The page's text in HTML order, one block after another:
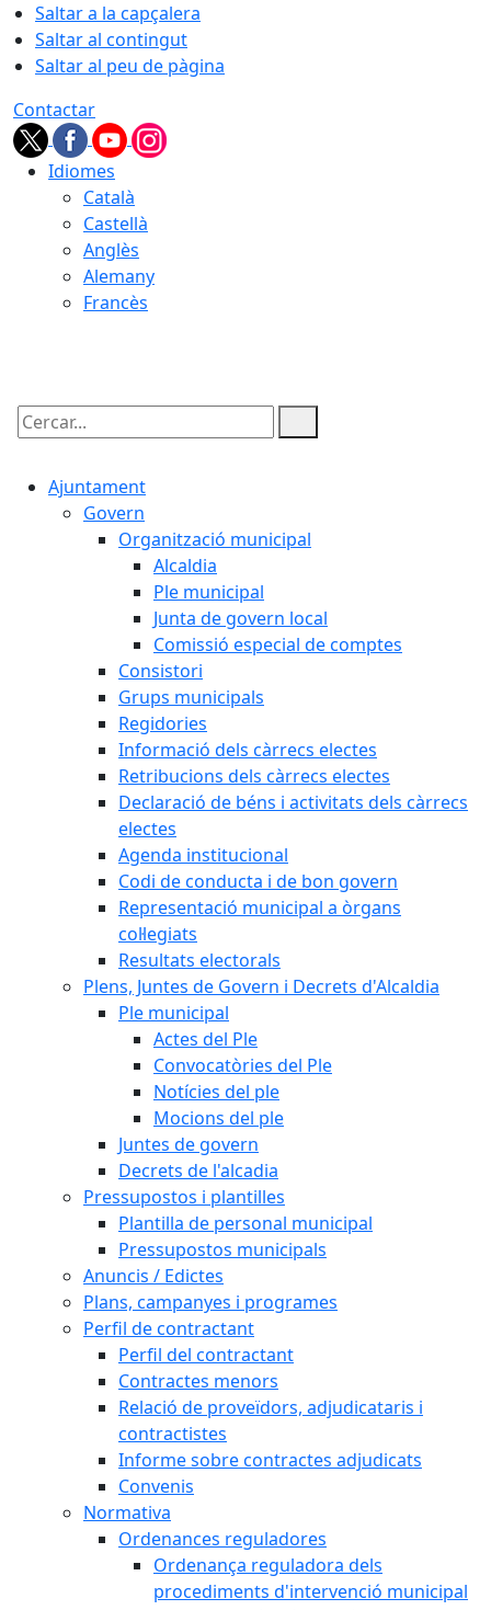
Saltar a la capçalera
Saltar al contingut
Saltar al peu de pàgina
Contactar
Idiomes
Català
Castellà
Anglès
Alemany
Francès
Cercar:
Ajuntament
Govern
Organització municipal
Alcaldia
Ple municipal
Junta de govern local
Comissió especial de comptes
Consistori
Grups municipals
Regidories
Informació dels càrrecs electes
Retribucions dels càrrecs electes
Declaració de béns i activitats dels càrrecs
electes
Agenda institucional
Codi de conducta i de bon govern
Representació municipal a òrgans
col·legiats
Resultats electorals
Plens, Juntes de Govern i Decrets d'Alcaldia
Ple municipal
Actes del Ple
Convocatòries del Ple
Notícies del ple
Mocions del ple
Juntes de govern
Decrets de l'alcadia
Pressupostos i plantilles
Plantilla de personal municipal
Pressupostos municipals
Anuncis / Edictes
Plans, campanyes i programes
Perfil de contractant
Perfil del contractant
Contractes menors
Relació de proveïdors, adjudicataris i
contractistes
Informe sobre contractes adjudicats
Convenis
Normativa
Ordenances reguladores
Ordenança reguladora dels
procediments d'intervenció municipal